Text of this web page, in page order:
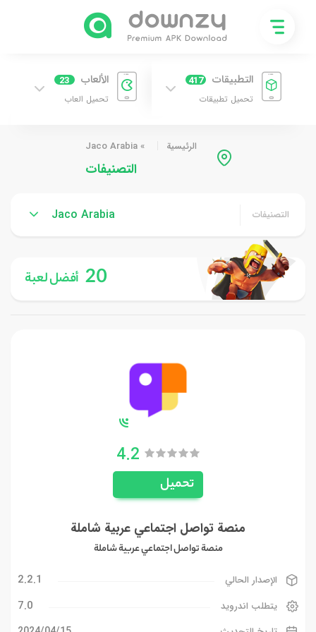
التطبيقات 417
تحميل تطبيقات
الألعاب 23
تحميل العاب
الرئيسية »
Jaco Arabia
التصنيفات
التصنيفات Jaco Arabia
20 أفضل لعبة
4.2
تحميل
منصة تواصل اجتماعي عربية شاملة
منصة تواصل اجتماعي عربية شاملة
الإصدار الحالي 2.2.1
يتطلب اندرويد 7.0